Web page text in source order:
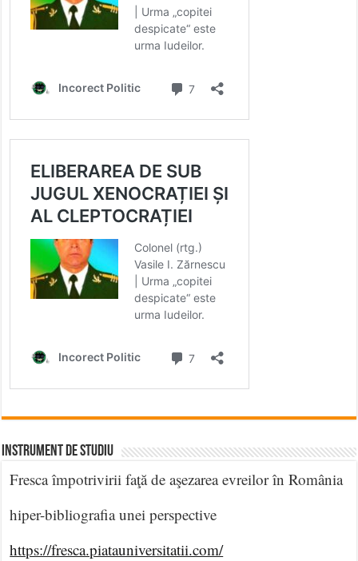
INSTRUMENT DE STUDIU
Fresca împotrivirii faţă de aşezarea evreilor în România
hiper-bibliografia unei perspective
https://fresca.piatauniversitatii.com/